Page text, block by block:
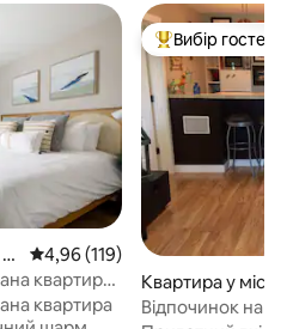
Середня оцінка: 4,96 з 5,
4,96 (119)
квартира
| Пляж |
квартира
Топ вибір гостей
Вибір гостей
Квартира у місті
ty
Відпочинок на